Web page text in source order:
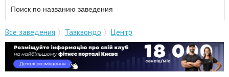
Все заведения Таэквондо Центр